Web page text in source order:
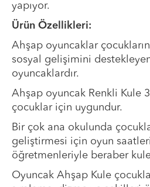
yapıyor.
Ürün Özellikleri:
Ahşap oyuncaklar
sosyal gelişimini
oyuncaklardır.
Ahşap oyuncak Renkli Kule
çocuklar için uygundur.
Bir çok ana okulunda
geliştirmesi için oyun
öğretmenleriyle beraber
Oyuncak Ahşap Kule